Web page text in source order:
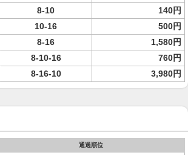
8-10
140円
10-16
500円
8-16
1,580円
8-10-16
760円
8-16-10 3,980円
通過順位